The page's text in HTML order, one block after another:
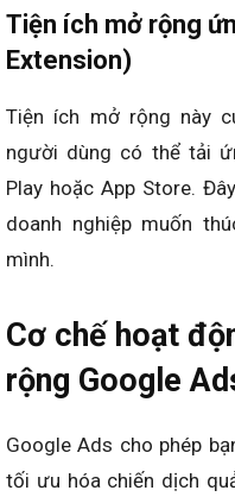
Tiện ích mở rộng
Extension)
Tiện ích mở rộng này
người dùng có thể tải
Play hoặc App Store.
doanh nghiệp muốn
mình.
Cơ chế hoạt
rộng Google
Google Ads cho phép
tối ưu hóa chiến dịch